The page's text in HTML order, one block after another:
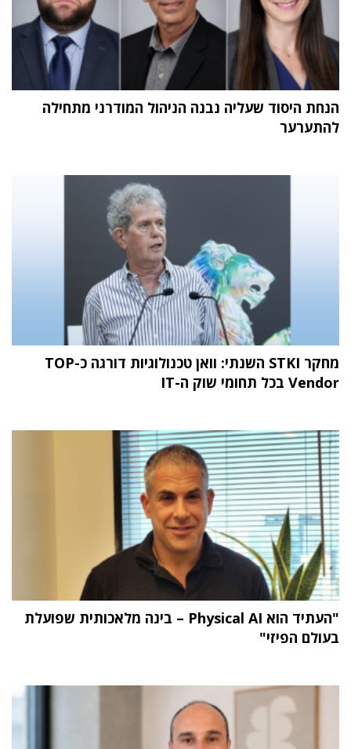
הנחת היסוד שעליה נבנה הניהול המודרני מתחילה
להתערער
מחקר STKI השנתי: וואן טכנולוגיות דורגה כ-TOP
Vendor בכל תחומי שוק ה-IT
"העתיד הוא Physical AI – בינה מלאכותית שפועלת
בעולם הפיזי"